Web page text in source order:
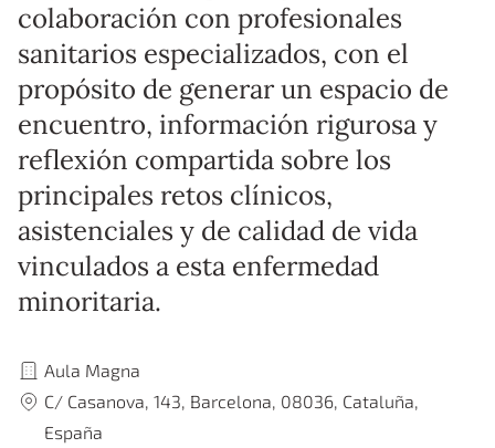
colaboración con profesionales
sanitarios especializados, con el
propósito de generar un espacio de
encuentro, información rigurosa y
reflexión compartida sobre los
principales retos clínicos,
asistenciales y de calidad de vida
vinculados a esta enfermedad
minoritaria.
Sede:Aula Magna
Dirección:
C/ Casanova, 143, Barcelona, 08036, Cataluña,
España